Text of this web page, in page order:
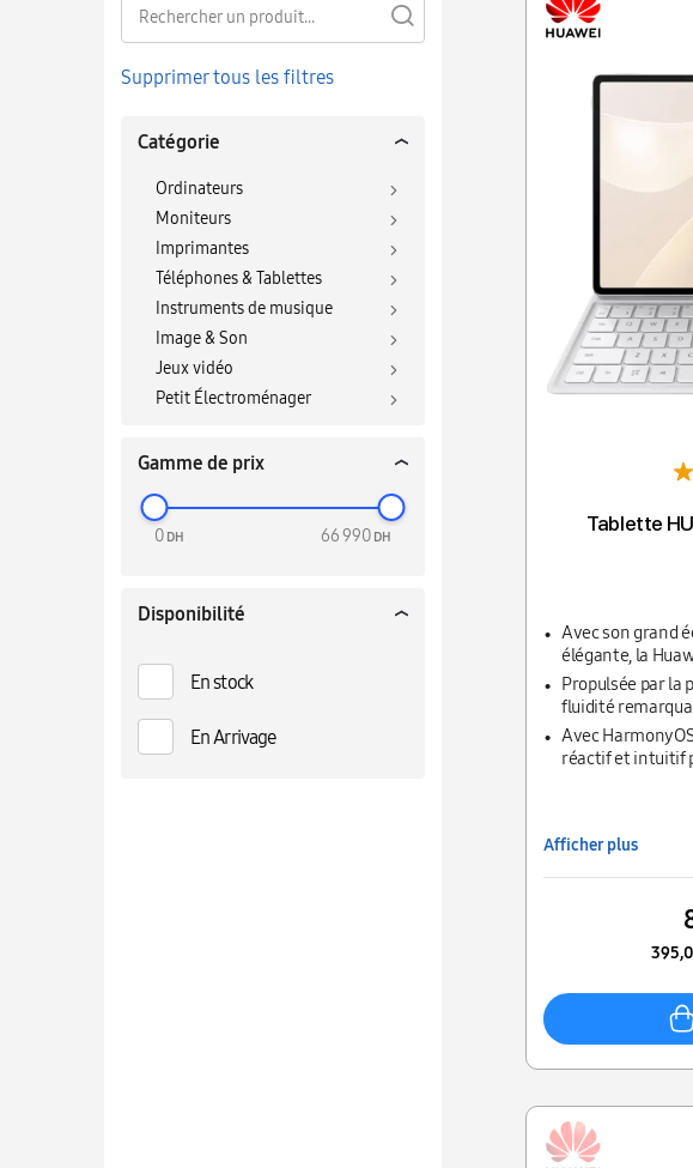
Supprimer tous les filtres
Catégorie
Ordinateurs
Moniteurs
Imprimantes
Téléphones & Tablettes
Instruments de musique
Image & Son
Jeux vidéo
Petit Électroménager
Gamme de prix
0 DH 66 990 DH
Disponibilité
En stock
En Arrivage
Tablette
Avec son grand
élégante, la
une tablette
performance.
Propulsée par la
fluidité
Avec
réactif et intuitif
Afficher plus